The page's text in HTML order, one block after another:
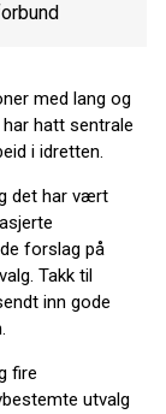
med lang og
hatt sentrale
i idretten.
det har vært
forslag på
Takk til
inn gode
fire
utvalg